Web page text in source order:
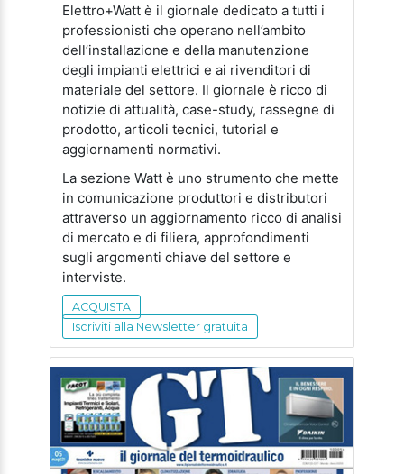
Elettro+Watt è il giornale dedicato a tutti i
professionisti che operano nell’ambito
dell’installazione e della manutenzione
degli impianti elettrici e ai rivenditori di
materiale del settore. Il giornale è ricco di
notizie di attualità, case-study, rassegne di
prodotto, articoli tecnici, tutorial e
aggiornamenti normativi.
La sezione Watt è uno strumento che mette
in comunicazione produttori e distributori
attraverso un aggiornamento ricco di analisi
di mercato e di filiera, approfondimenti
sugli argomenti chiave del settore e
interviste.
ACQUISTA
Iscriviti alla Newsletter gratuita